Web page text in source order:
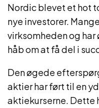
Nordic blevet et hot
nye investorer.
virksomheden og
håb om at få del i
Den øgede
aktier har ført til en
aktiekurserne. Dette